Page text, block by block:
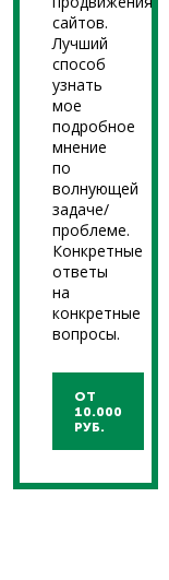
сайтов.
Лучший
способ
узнать
мое
подробное
мнение
по
волнующей
задаче/
проблеме.
Конкретные
ответы
на
конкретные
вопросы.
ОТ
10.000
РУБ.